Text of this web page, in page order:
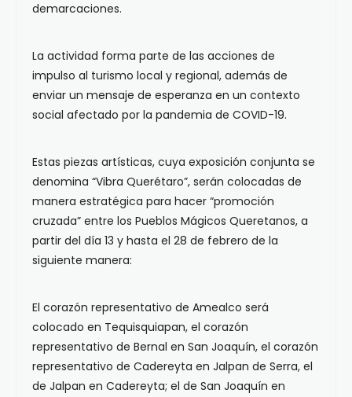
demarcaciones.
La actividad forma parte de las acciones de
impulso al turismo local y regional, además de
enviar un mensaje de esperanza en un contexto
social afectado por la pandemia de COVID-19.
Estas piezas artísticas, cuya exposición conjunta se
denomina “Vibra Querétaro”, serán colocadas de
manera estratégica para hacer “promoción
cruzada” entre los Pueblos Mágicos Queretanos, a
partir del día 13 y hasta el 28 de febrero de la
siguiente manera:
El corazón representativo de Amealco será
colocado en Tequisquiapan, el corazón
representativo de Bernal en San Joaquín, el corazón
representativo de Cadereyta en Jalpan de Serra, el
de Jalpan en Cadereyta; el de San Joaquín en